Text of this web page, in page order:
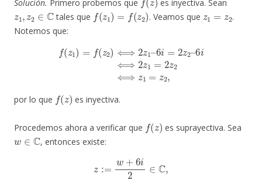
Solución. Primero probemos que es inyectiva. Sean
z1,z2∈C
tales que
f(z1)=f (z2)
. Veamos que
z 1=z2
.
Notemos que:
2)⟺ 1–6 = 2 2– 6i⟺2 =2 2⟺
por lo que
(z
es inyectiva.
Procedemos ahora a verificar que
(z
es suprayectiva. Sea
w∈C
, entonces existe:
w+6 i2∈